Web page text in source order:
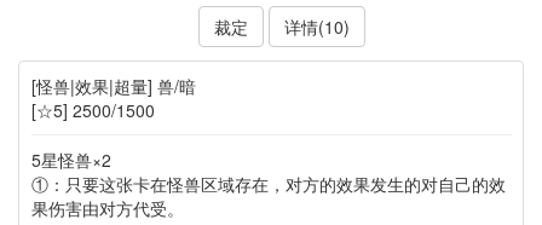
裁定
详情(10)
[怪兽|效果|超量] 兽/暗
[☆5] 2500/1500
5星怪兽×2
①：只要这张卡在怪兽区域存在，对方的效果发生的对自己的效
果伤害由对方代受。